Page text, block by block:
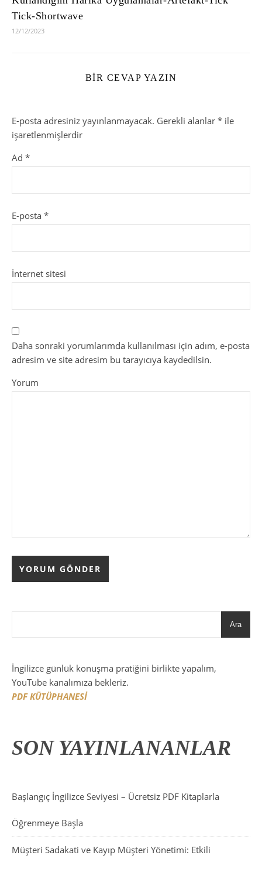
Tick-Shortwave
12/12/2023
BIR CEVAP YAZIN
E-posta adresiniz yayınlanmayacak. Gerekli alanlar * ile
işaretlenmişlerdir
Ad *
E-posta *
İnternet sitesi
Daha sonraki yorumlarımda kullanılması için adım, e-posta
adresim ve site adresim bu tarayıcıya kaydedilsin.
Yorum
Ara
İngilizce günlük konuşma pratiğini birlikte yapalım,
YouTube kanalımıza bekleriz.
PDF KÜTÜPHANESİ
SON YAYINLANANLAR
Başlangıç İngilizce Seviyesi – Ücretsiz PDF Kitaplarla
Öğrenmeye Başla
Müşteri Sadakati ve Kayıp Müşteri Yönetimi: Etkili